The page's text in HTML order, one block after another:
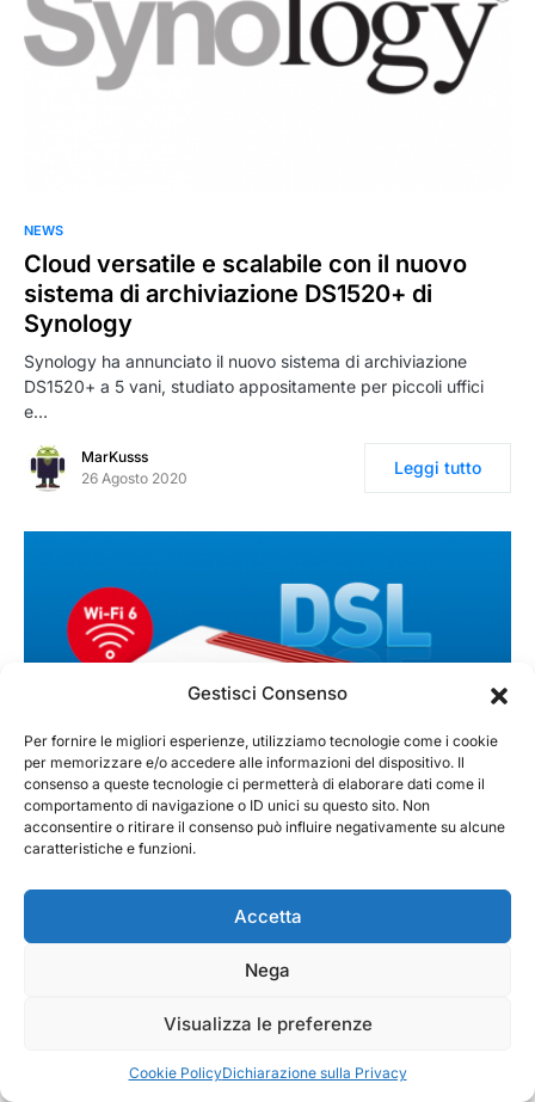
Gestisci Consenso
Per fornire le migliori esperienze, utilizziamo tecnologie come i cookie
per memorizzare e/o accedere alle informazioni del dispositivo. Il
consenso a queste tecnologie ci permetterà di elaborare dati come il
comportamento di navigazione o ID unici su questo sito. Non
acconsentire o ritirare il consenso può influire negativamente su alcune
caratteristiche e funzioni.
Accetta
Nega
Visualizza le preferenze
Cookie PolicyDichiarazione sulla Privacy
NEWS
Cloud versatile e scalabile con il nuovo
sistema di archiviazione DS1520+ di
Synology
Synology ha annunciato il nuovo sistema di archiviazione
DS1520+ a 5 vani, studiato appositamente per piccoli uffici
e…
MarKusss
26 Agosto 2020
Leggi tutto
NEWS
AVM annuncia la disponibilità del nuovo
AVM annuncia la disponibilità del nuovo FRITZ!Box 7530 AX: